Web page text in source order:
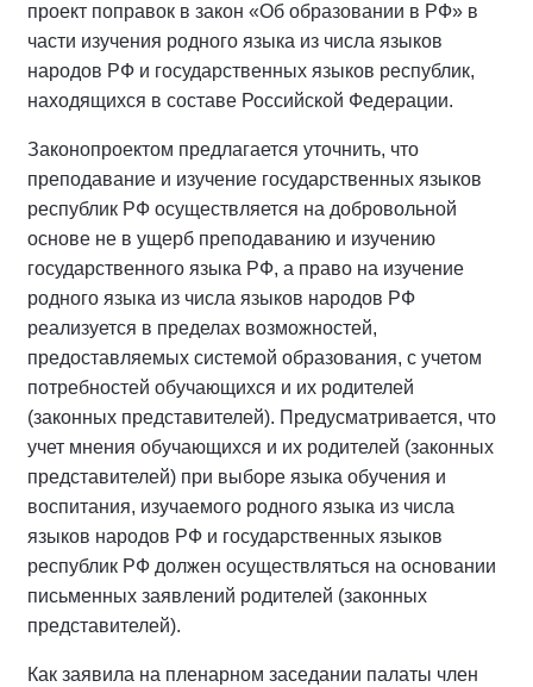
проект поправок в закон «Об образовании в РФ» в
части изучения родного языка из числа языков
народов РФ и государственных языков республик,
находящихся в составе Российской Федерации.
Законопроектом предлагается уточнить, что
преподавание и изучение государственных языков
республик РФ осуществляется на добровольной
основе не в ущерб преподаванию и изучению
государственного языка РФ, а право на изучение
родного языка из числа языков народов РФ
реализуется в пределах возможностей,
предоставляемых системой образования, с учетом
потребностей обучающихся и их родителей
(законных представителей). Предусматривается, что
учет мнения обучающихся и их родителей (законных
представителей) при выборе языка обучения и
воспитания, изучаемого родного языка из числа
языков народов РФ и государственных языков
республик РФ должен осуществляться на основании
письменных заявлений родителей (законных
представителей).
Как заявила на пленарном заседании палаты член